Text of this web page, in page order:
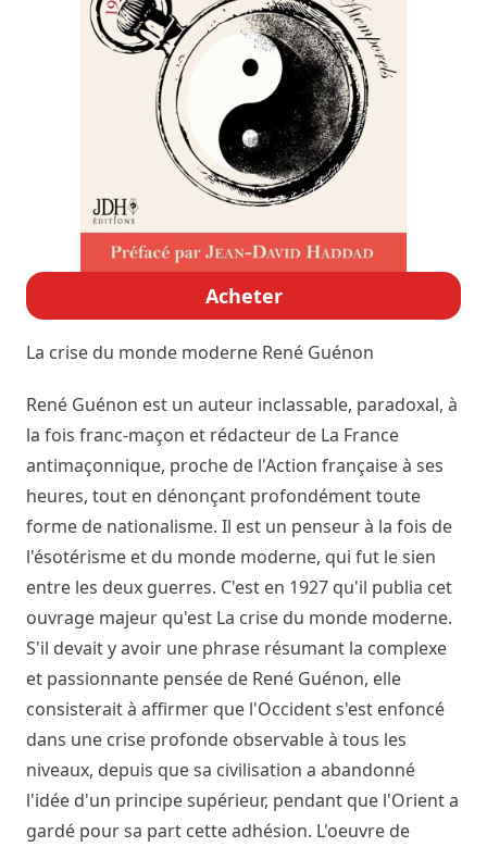
Acheter
La crise du monde moderne René Guénon
René Guénon est un auteur inclassable, paradoxal, à
la fois franc-maçon et rédacteur de La France
antimaçonnique, proche de l'Action française à ses
heures, tout en dénonçant profondément toute
forme de nationalisme. Il est un penseur à la fois de
l'ésotérisme et du monde moderne, qui fut le sien
entre les deux guerres. C'est en 1927 qu'il publia cet
ouvrage majeur qu'est La crise du monde moderne.
S'il devait y avoir une phrase résumant la complexe
et passionnante pensée de René Guénon, elle
consisterait à affirmer que l'Occident s'est enfoncé
dans une crise profonde observable à tous les
niveaux, depuis que sa civilisation a abandonné
l'idée d'un principe supérieur, pendant que l'Orient a
gardé pour sa part cette adhésion. L'oeuvre de